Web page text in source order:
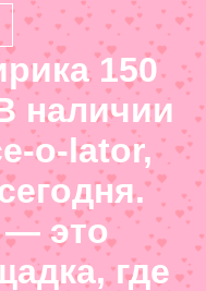
150
наличии
o-lator,
— это
где